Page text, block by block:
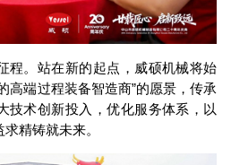
程。站在新的起点，威硕机械将始
高端过程装备智造商”的愿景，传承
技术创新投入，优化服务体系，以
精铸就未来。